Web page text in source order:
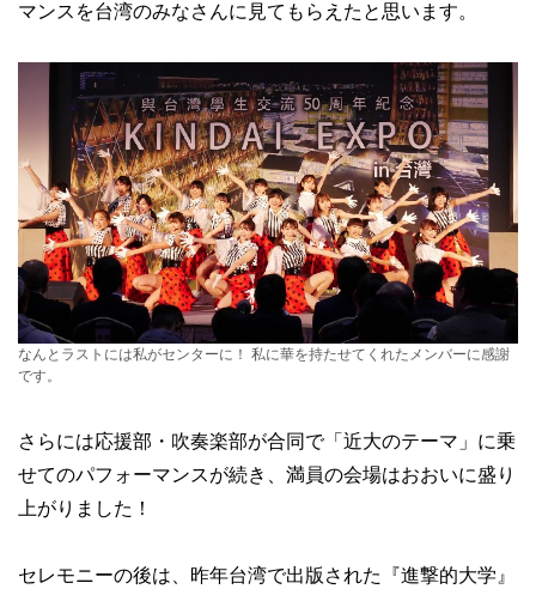
マンスを台湾のみなさんに見てもらえたと思います。
なんとラストには私がセンターに！ 私に華を持たせてくれたメンバーに感謝
です。
さらには応援部・吹奏楽部が合同で「近大のテーマ」に乗
せてのパフォーマンスが続き、満員の会場はおおいに盛り
上がりました！
セレモニーの後は、昨年台湾で出版された『進撃的大学』